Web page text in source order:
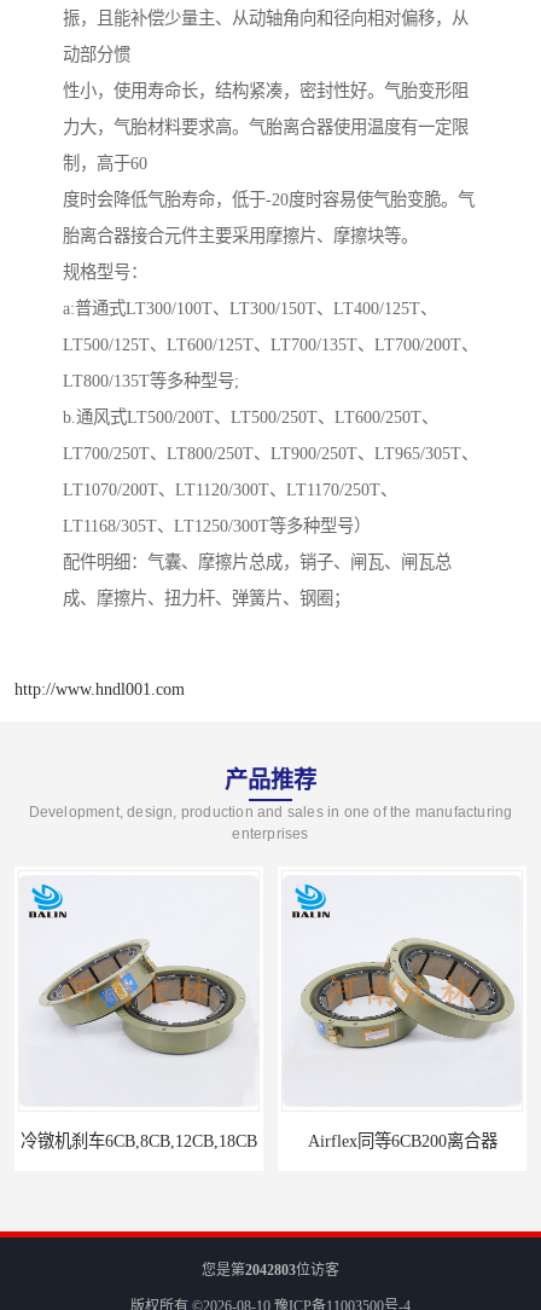
振，且能补偿少量主、从动轴角向和径向相对偏移，从
动部分惯
性小，使用寿命长，结构紧凑，密封性好。气胎变形阻
力大，气胎材料要求高。气胎离合器使用温度有一定限
制，高于60
度时会降低气胎寿命，低于-20度时容易使气胎变脆。气
胎离合器接合元件主要采用摩擦片、摩擦块等。
规格型号：
a:普通式LT300/100T、LT300/150T、LT400/125T、
LT500/125T、LT600/125T、LT700/135T、LT700/200T、
LT800/135T等多种型号;
b.通风式LT500/200T、LT500/250T、LT600/250T、
LT700/250T、LT800/250T、LT900/250T、LT965/305T、
LT1070/200T、LT1120/300T、LT1170/250T、
LT1168/305T、LT1250/300T等多种型号）
配件明细：气囊、摩擦片总成，销子、闸瓦、闸瓦总
成、摩擦片、扭力杆、弹簧片、钢圈；
http://www.hndl001.com
产品推荐
Development, design, production and sales in one of the manufacturing
enterprises
冷镦机刹车6CB,8CB,12CB,18CB Airflex同等6CB200离合器
您是第2042803位访客
版权所有 ©2026-08-10 豫ICP备11003500号-4